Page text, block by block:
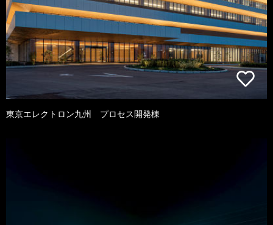
東京エレクトロン九州 プロセス開発棟